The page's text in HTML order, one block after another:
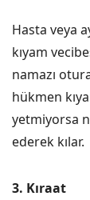
Hasta veya
kıyam
namazı
hükmen
yetmiyorsa
ederek kılar.
3. Kıraat